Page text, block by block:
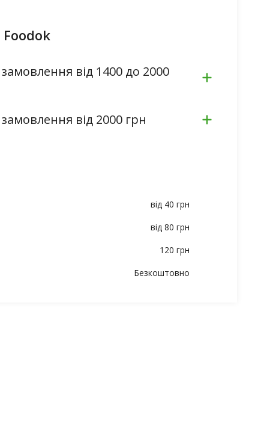
від 1400 до 2000
від 2000 грн
від 40 грн
від 80 грн
120 грн
Безкоштовно